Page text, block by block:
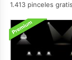
1.413 pinceles